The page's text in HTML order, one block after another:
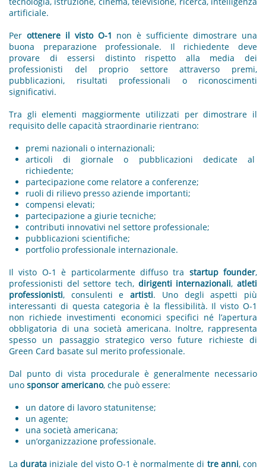
artificiale.
Per ottenere il visto O-1 non è sufficiente dimostrare una
buona preparazione professionale. Il richiedente deve
provare di essersi distinto rispetto alla media dei
professionisti del proprio settore attraverso premi,
pubblicazioni, risultati professionali o riconoscimenti
significativi.
Tra gli elementi maggiormente utilizzati per dimostrare il
requisito delle capacità straordinarie rientrano:
premi nazionali o internazionali;
articoli di giornale o pubblicazioni dedicate al
richiedente;
partecipazione come relatore a conferenze;
ruoli di rilievo presso aziende importanti;
compensi elevati;
partecipazione a giurie tecniche;
contributi innovativi nel settore professionale;
pubblicazioni scientifiche;
portfolio professionale internazionale.
Il visto O-1 è particolarmente diffuso tra startup founder,
professionisti del settore tech, dirigenti internazionali,atleti
professionisti, consulenti eartisti. Uno degli aspetti più
interessanti di questa categoria è la flessibilità. Il visto O-1
non richiede investimenti economici specifici né l’apertura
obbligatoria di una società americana. Inoltre, rappresenta
spesso un passaggio strategico verso future richieste di
Green Card basate sul merito professionale.
Dal punto di vista procedurale è generalmente necessario
uno sponsor americano, che può essere:
un datore di lavoro statunitense;
un agente;
una società americana;
un’organizzazione professionale.
Ladurata iniziale del visto O-1 è normalmente di tre anni, con